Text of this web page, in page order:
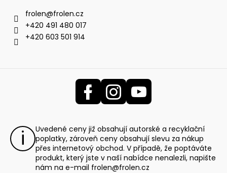
frolen@frolen.cz
+420 491 480 017
+420 603 501 914
Uvedené ceny již obsahují autorské a recyklační
poplatky, zároveň ceny obsahují slevu za nákup
přes internetový obchod. V případě, že poptáváte
produkt, který jste v naší nabídce nenalezli, napište
nám na e-mail frolen@frolen.cz